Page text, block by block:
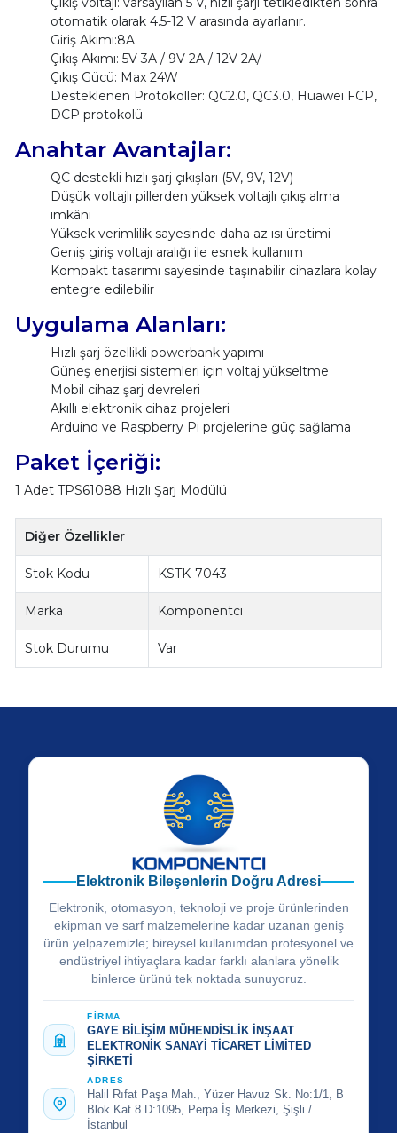
otomatik olarak 4.5-12 V arasında ayarlanır.
Giriş Akımı:8A
Çıkış Akımı: 5V 3A / 9V 2A / 12V 2A/
Çıkış Gücü: Max 24W
Desteklenen Protokoller: QC2.0, QC3.0, Huawei FCP,
DCP protokolü
Anahtar Avantajlar:
QC destekli hızlı şarj çıkışları (5V, 9V, 12V)
Düşük voltajlı pillerden yüksek voltajlı çıkış alma
imkânı
Yüksek verimlilik sayesinde daha az ısı üretimi
Geniş giriş voltajı aralığı ile esnek kullanım
Kompakt tasarımı sayesinde taşınabilir cihazlara kolay
entegre edilebilir
Uygulama Alanları:
Hızlı şarj özellikli powerbank yapımı
Güneş enerjisi sistemleri için voltaj yükseltme
Mobil cihaz şarj devreleri
Akıllı elektronik cihaz projeleri
Arduino ve Raspberry Pi projelerine güç sağlama
Paket İçeriği:
1 Adet TPS61088 Hızlı Şarj Modülü
Diğer Özellikler
Stok Kodu KSTK-7043
Marka Komponentci
Stok Durumu Var
Elektronik Bileşenlerin Doğru Adresi
Elektronik, otomasyon, teknoloji ve proje ürünlerinden
ekipman ve sarf malzemelerine kadar uzanan geniş
ürün yelpazemizle; bireysel kullanımdan profesyonel ve
endüstriyel ihtiyaçlara kadar farklı alanlara yönelik
binlerce ürünü tek noktada sunuyoruz.
FİRMA
GAYE BİLİŞİM MÜHENDİSLİK İNŞAAT
ELEKTRONİK SANAYİ TİCARET LİMİTED
ŞİRKETİ
ADRES
Halil Rıfat Paşa Mah., Yüzer Havuz Sk. No:1/1, B
Blok Kat 8 D:1095, Perpa İş Merkezi, Şişli /
İstanbul